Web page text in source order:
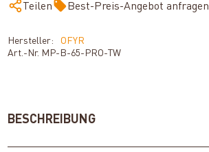
Teilen Best-Preis-Angebot anfragen
Hersteller:
OFYR
Art.-Nr. MP-B-65-PRO-TW
BESCHREIBUNG